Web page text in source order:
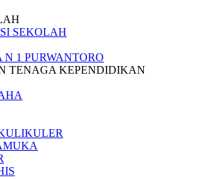
SEKOLAH
N 1 PURWANTORO
TENAGA KEPENDIDIKAN